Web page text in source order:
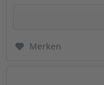
Merken